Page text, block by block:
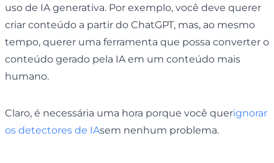
uso de IA generativa. Por exemplo, você deve querer
criar conteúdo a partir do ChatGPT, mas, ao mesmo
tempo, querer uma ferramenta que possa converter o
conteúdo gerado pela IA em um conteúdo mais
humano.
Claro, é necessária uma hora porque você querignorar
os detectores de IAsem nenhum problema.